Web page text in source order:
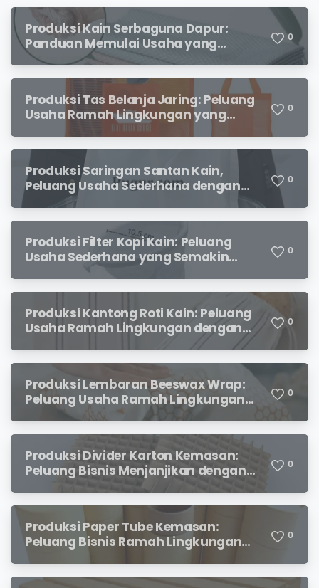
Produksi Kain Serbaguna Dapur:
Panduan Memulai Usaha yang
Menjanjikan untuk Pebisnis Pemula
0
Produksi Tas Belanja Jaring: Peluang
Usaha Ramah Lingkungan yang
0
Produksi Saringan Santan Kain,
Peluang Usaha Sederhana dengan
Permintaan yang Terus Meningkat
0
Produksi Filter Kopi Kain: Peluang
Usaha Sederhana yang Semakin
Diminati Pecinta Kopi
0
Produksi Kantong Roti Kain: Peluang
Usaha Ramah Lingkungan dengan
0
Produksi Lembaran Beeswax Wrap:
Peluang Usaha Ramah Lingkungan
yang Menjanjikan
0
Produksi Divider Karton Kemasan:
Peluang Bisnis Menjanjikan dengan
Permintaan yang Terus Meningkat
0
Produksi Paper Tube Kemasan:
Peluang Bisnis Ramah Lingkungan
0